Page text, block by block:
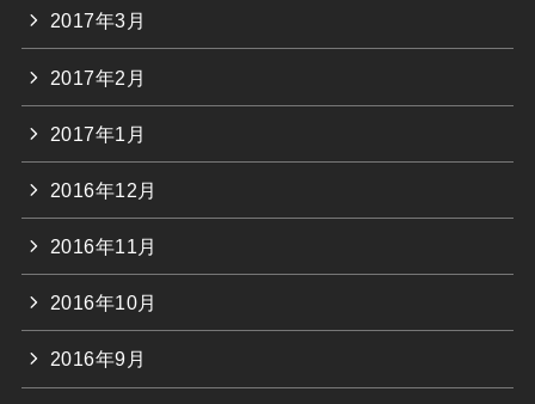
2017年3月
2017年2月
2017年1月
2016年12月
2016年11月
2016年10月
2016年9月